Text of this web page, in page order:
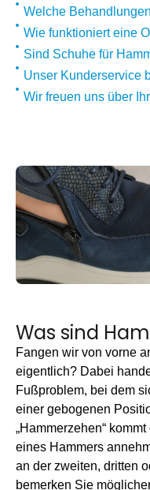
Welche
Wie funktioniert eine
Sind Schuhe für
Unser Kunderservice
Wir freuen uns über
Was sind
Fangen wir von vorne
eigentlich? Dabei
Fußproblem, bei dem
einer gebogenen
„Hammerzehen“
eines Hammers
an der zweiten, dritten
bemerken Sie